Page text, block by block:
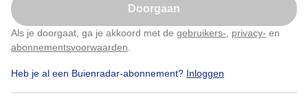
Doorgaan
Als je doorgaat, ga je akkoord met de gebruikers- privacy- en
abonnementsvoorwaarden
Heb je al een Buienradar-abonnement? Inloggen
Door: ria brasser Gemaakt: 14-10-2025, 47x bekeken
Droogterrasweer Lichtregenbuitje
Klik hierom dit aan te passen